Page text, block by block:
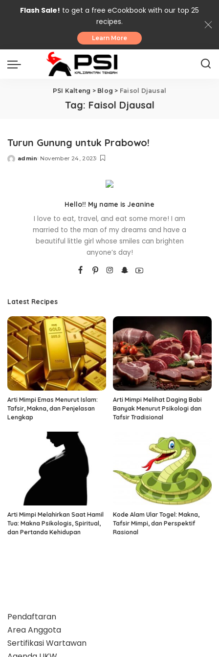
Flash Sale! to get a free eCookbook with our top 25
recipes.
Learn More
PSI Kalteng > Blog > Faisol Djausal
Tag: Faisol Djausal
Turun Gunung untuk Prabowo!
Posted
admin November 24, 2023
Hello!! My name is Jeanine
I love to eat, travel, and eat some more! I am
married to the man of my dreams and have a
beautiful little girl whose smiles can brighten
anyone’s day!
Latest Recipes
Arti Mimpi Emas Menurut Islam:
Tafsir, Makna, dan Penjelasan
Lengkap
Arti Mimpi Melihat Daging Babi
Banyak Menurut Psikologi dan
Tafsir Tradisional
Arti Mimpi Melahirkan Saat Hamil
Tua: Makna Psikologis, Spiritual,
dan Pertanda Kehidupan
Kode Alam Ular Togel: Makna,
Tafsir Mimpi, dan Perspektif
Rasional
Pendaftaran
Area Anggota
Sertifikasi Wartawan